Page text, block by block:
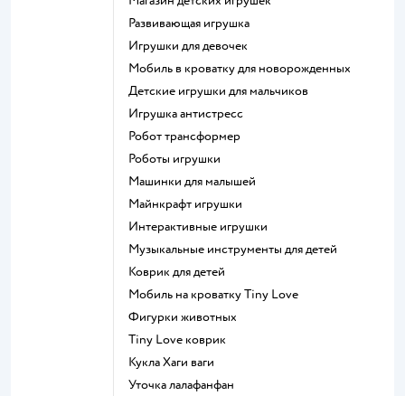
Развивающая игрушка
Игрушки для девочек
Мобиль в кроватку для новорожденных
Детские игрушки для мальчиков
Игрушка антистресс
Робот трансформер
Роботы игрушки
Машинки для малышей
Майнкрафт игрушки
Интерактивные игрушки
Музыкальные инструменты для детей
Коврик для детей
Мобиль на кроватку Tiny Love
Фигурки животных
Tiny Love коврик
Кукла Хаги ваги
Уточка лалафанфан